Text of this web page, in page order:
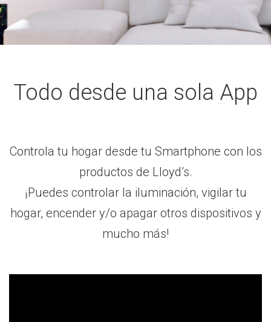
Todo desde una sola App
Controla tu hogar desde tu Smartphone con los
productos de Lloyd’s.
¡Puedes controlar la iluminación, vigilar tu
hogar, encender y/o apagar otros dispositivos y
mucho más!